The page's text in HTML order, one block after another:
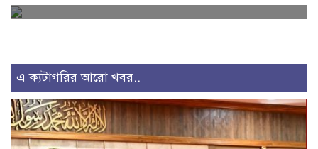
এ ক্যটাগরির আরো খবর..